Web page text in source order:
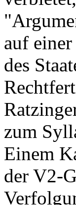
auf
des
zum
Einem
der V2-